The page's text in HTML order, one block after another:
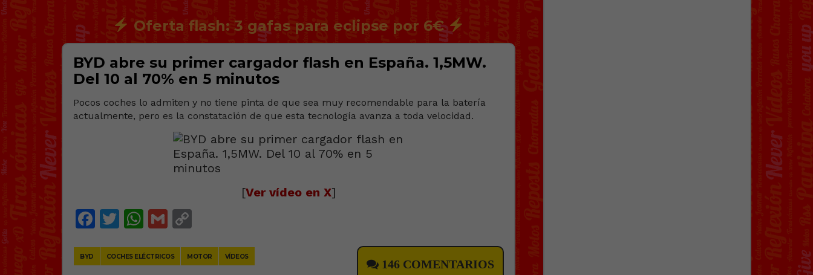
Oferta flash: 3 gafas para eclipse por 6€
BYD abre su primer cargador flash en España. 1,5MW.
Del 10 al 70% en 5 minutos
Pocos coches lo admiten y no tiene pinta de que sea muy recomendable para la batería
actualmente, pero es la constatación de que esta tecnología avanza a toda velocidad.
[Ver vídeo en X]
Facebook
Twitter
WhatsApp
Gmail
BYD COCHES ELÉCTRICOS MOTOR VÍDEOS
146 COMENTARIOS